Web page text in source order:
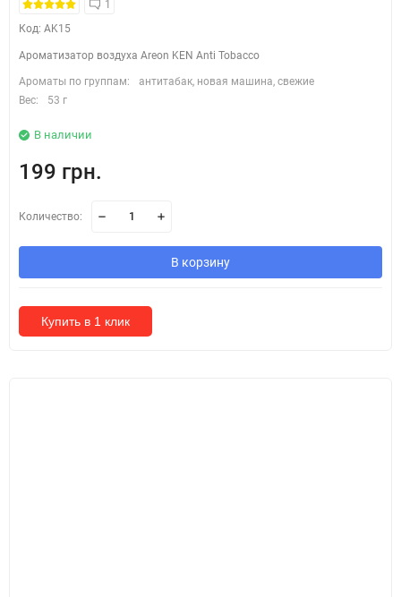
1
Код: AK15
Ароматизатор воздуха Areon KEN Anti Tobacco
Ароматы по группам:
антитабак, новая машина, свежие
Вес:
53 г
В наличии
199 грн.
Количество:
В корзину
Купить в 1 клик